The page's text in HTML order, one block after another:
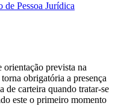
de Pessoa Jurídica
orientação prevista na
obrigatória a presença
de carteira quando tratar-se
este o primeiro momento